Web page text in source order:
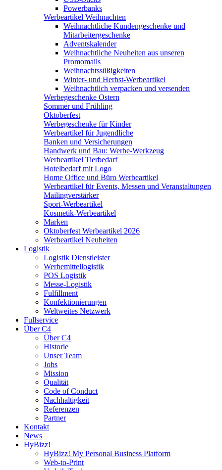
Powerbanks
Werbeartikel Weihnachten
Weihnachtliche Kundengeschenke und
Mitarbeitergeschenke
Adventskalender
Weihnachtliche Neuheiten aus unseren
Promomails
Weihnachtssüßigkeiten
Winter- und Herbst-Werbeartikel
Weihnachtlich verpacken und versenden
Werbegeschenke Ostern
Sommer und Frühling
Oktoberfest
Werbegeschenke für Kinder
Werbeartikel für Jugendliche
Banken und Versicherungen
Handwerk und Bau: Werbe-Werkzeug
Werbeartikel Tierbedarf
Hotelbedarf mit Logo
Home Office und Büro Werbeartikel
Werbeartikel für Events, Messen und Veranstaltungen
Mailingverstärker
Sport-Werbeartikel
Kosmetik-Werbeartikel
Marken
Oktoberfest Werbeartikel 2026
Werbeartikel Neuheiten
Logistik
Logistik Dienstleister
Werbemittellogistik
POS Logistik
Messe-Logistik
Fulfillment
Konfektionierungen
Weltweites Netzwerk
Fullservice
Über C4
Über C4
Historie
Unser Team
Jobs
Mission
Qualität
Code of Conduct
Nachhaltigkeit
Referenzen
Partner
Kontakt
News
HyBizz!
HyBizz! My Personal Business Platform
Web-to-Print